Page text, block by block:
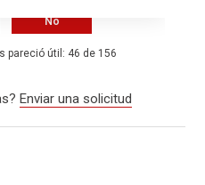
No
pareció útil: 46 de 156
Enviar una solicitud